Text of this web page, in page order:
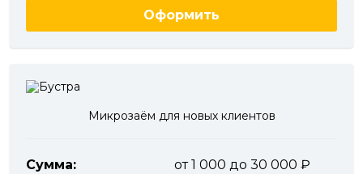
Оформить
Микрозаём для новых клиентов
Сумма:
от 1 000 до 30 000